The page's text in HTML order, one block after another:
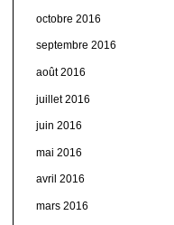
octobre 2016
septembre 2016
août 2016
juillet 2016
juin 2016
mai 2016
avril 2016
mars 2016